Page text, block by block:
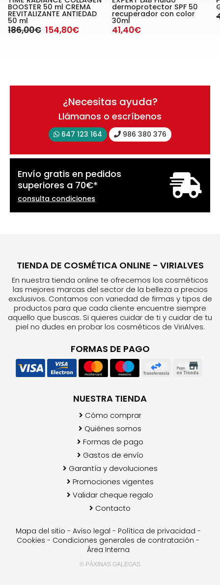
BOOSTER 50 ml CREMA
REVITALIZANTE ANTIEDAD
50 ml
186,00€ 154,80€
dermoprotector SPF 50
recuperador con color
30ml
41,40€
¿Necesitas ayuda?
Llámanos o escríbenos
647 123 164 986 380 376
Envío gratis en pedidos
superiores a 70€*
consulta condiciones
TIENDA DE COSMÉTICA ONLINE - VIRIALVES
En nuestra tienda online te ofrecemos los cosméticos
las mejores marcas del sector de la belleza a precios
exclusivos. Contamos con variedad de firmas y tipos de
productos para que cada cliente encuentre siempre
aquello que buscas. Si quieres cuidar de ti y cuidar de tu
piel no dudes en probar los cosméticos de ViriAlves.
FORMAS DE PAGO
NUESTRA TIENDA
Cómo comprar
Quiénes somos
Formas de pago
Gastos de envío
Garantía y devoluciones
Promociones vigentes
Validar cheque regalo
Contacto
Mapa del sitio - Aviso legal - Política de privacidad -
Cookies - Condiciones generales de contratación -
Área Interna
© PÁXINAS GALEGAS